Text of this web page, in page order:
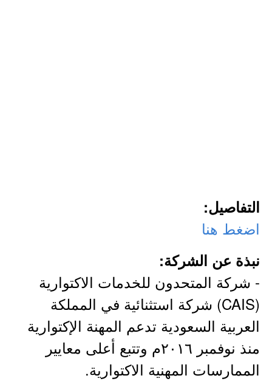
التفاصيل:
اضغط هنا
نبذة عن الشركة:
- شركة المتحدون للخدمات الاكتوارية
(CAIS) شركة استثنائية في المملكة
العربية السعودية تدعم المهنة الإكتوارية
منذ نوفمبر ٢٠١٦م وتتبع أعلى معايير
الممارسات المهنية الاكتوارية.